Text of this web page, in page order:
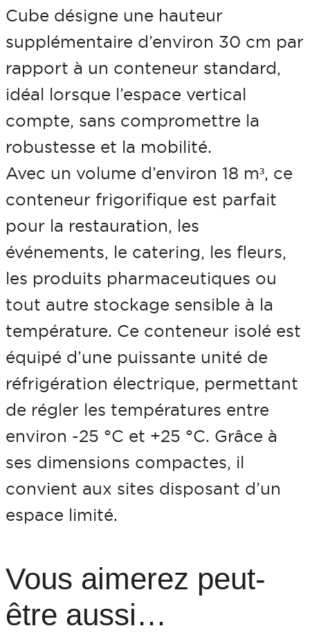
f
r
i
g
o
r
i
f
i
q
u
e
1
0
f
t
H
i
g
h
u
b
e
Cube désigne une hauteur
supplémentaire d’environ 30 cm par
rapport à un conteneur standard,
idéal lorsque l’espace vertical
compte, sans compromettre la
robustesse et la mobilité.
Avec un volume d’environ 18 m³, ce
conteneur frigorifique est parfait
pour la restauration, les
événements, le catering, les fleurs,
les produits pharmaceutiques ou
tout autre stockage sensible à la
température. Ce conteneur isolé est
équipé d’une puissante unité de
réfrigération électrique, permettant
de régler les températures entre
environ -25 °C et +25 °C. Grâce à
ses dimensions compactes, il
convient aux sites disposant d’un
espace limité.
Vous aimerez peut-
être aussi…